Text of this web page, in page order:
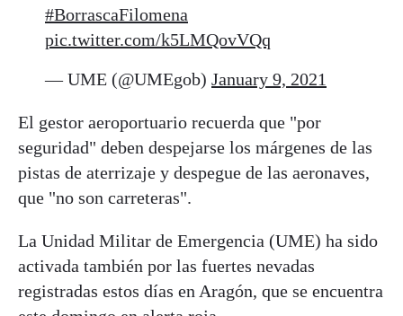
#BorrascaFilomena
pic.twitter.com/k5LMQovVQq
— UME (@UMEgob) January 9, 2021
El gestor aeroportuario recuerda que "por
seguridad" deben despejarse los márgenes de las
pistas de aterrizaje y despegue de las aeronaves,
que "no son carreteras".
La Unidad Militar de Emergencia (UME) ha sido
activada también por las fuertes nevadas
registradas estos días en Aragón, que se encuentra